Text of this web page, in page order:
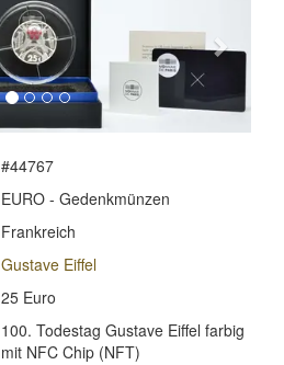
Next
#44767
EURO - Gedenkmünzen
Frankreich
Gustave Eiffel
25 Euro
100. Todestag Gustave Eiffel farbig
mit NFC Chip (NFT)